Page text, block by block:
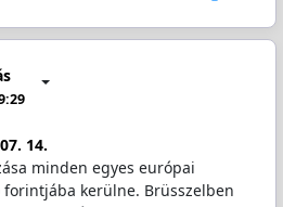
14.
minden egyes európai
kerülne. Brüsszelben